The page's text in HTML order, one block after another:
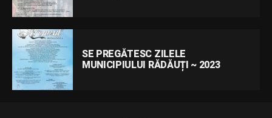
SE PREGĂTESC ZILELE
MUNICIPIULUI RĂDĂUȚI ~ 2023